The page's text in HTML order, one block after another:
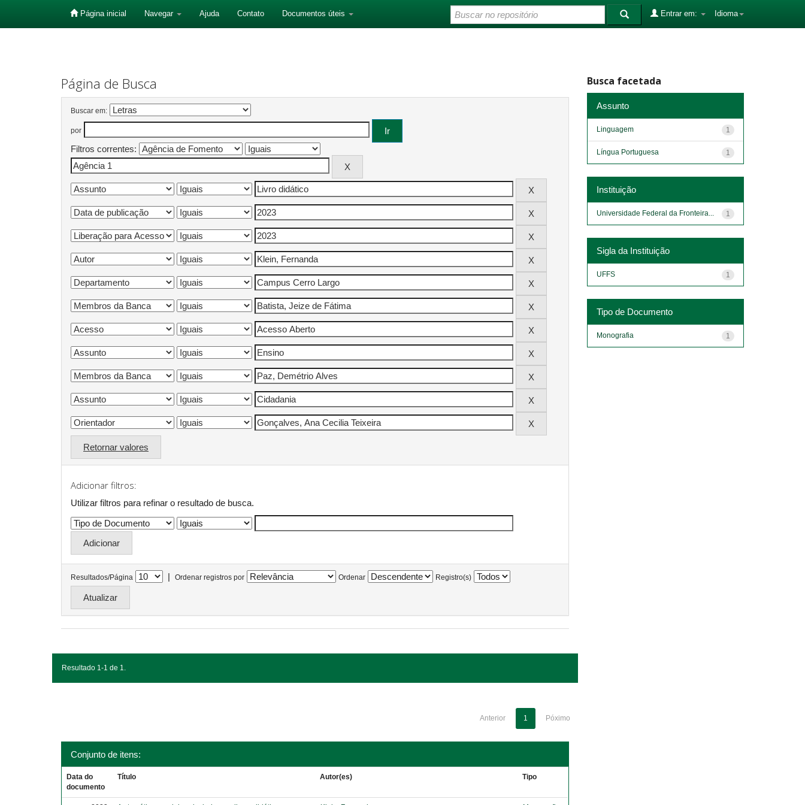
Página inicial Navegar Ajuda Contato Documentos úteis Idioma
Entrar em:
Página de Busca
Buscar em:
por
Filtros correntes:
Retornar valores
Adicionar filtros:
Utilizar filtros para refinar o resultado de busca.
Resultados/Página | Ordenar registros por Ordenar Registro(s)
Resultado 1-1 de 1.
Anterior 1 Póximo
Conjunto de itens:
Data do
documento
Título Autor(es) Tipo
Busca facetada
Assunto
1
Linguagem
1
Língua Portuguesa
Instituição
1
Universidade Federal da Fronteira...
Sigla da Instituição
1
UFFS
Tipo de Documento
1
Monografia